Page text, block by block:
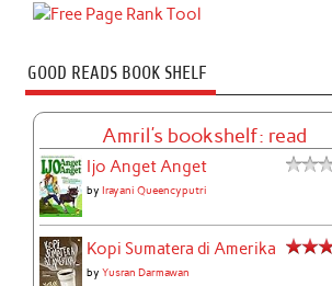
GOOD READS BOOK SHELF
Amril's bookshelf: read
Ijo Anget Anget
byIrayani Queencyputri
Kopi Sumatera di Amerika
byYusran Darmawan